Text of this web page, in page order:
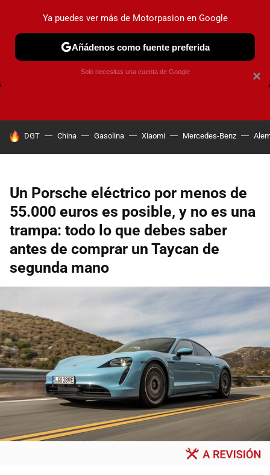
CAMBIO DE ACEITE AIRE ACONDICIONADO
HOY SE HABLA DE
DGT China Gasolina Xiaomi Mercedes-Benz
Un Porsche eléctrico por menos de
55.000 euros es posible, y no es una
trampa: todo lo que debes saber
antes de comprar un Taycan de
segunda mano
×
Ya puedes ver más de Motorpasion en Google
Añádenos como fuente preferida
Solo necesitas una cuenta de Google